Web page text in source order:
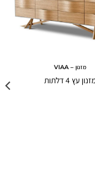
מזנון – VIAA
עץ 4 דלתות